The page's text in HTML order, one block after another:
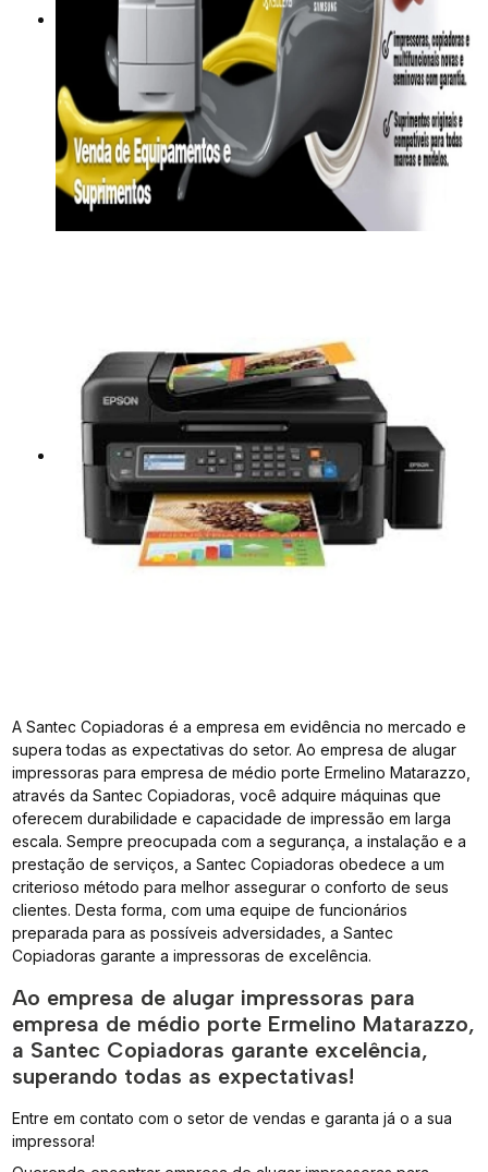
A Santec Copiadoras é a empresa em evidência no mercado e
supera todas as expectativas do setor. Ao empresa de alugar
impressoras para empresa de médio porte Ermelino Matarazzo,
através da Santec Copiadoras, você adquire máquinas que
oferecem durabilidade e capacidade de impressão em larga
escala. Sempre preocupada com a segurança, a instalação e a
prestação de serviços, a Santec Copiadoras obedece a um
criterioso método para melhor assegurar o conforto de seus
clientes. Desta forma, com uma equipe de funcionários
preparada para as possíveis adversidades, a Santec
Copiadoras garante a impressoras de excelência.
Ao empresa de alugar impressoras para
empresa de médio porte Ermelino Matarazzo,
a Santec Copiadoras garante excelência,
superando todas as expectativas!
Entre em contato com o setor de vendas e garanta já o a sua
impressora!